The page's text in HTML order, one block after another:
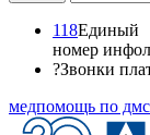
118Единый
номер
?Звонки
медпомощь по дмс